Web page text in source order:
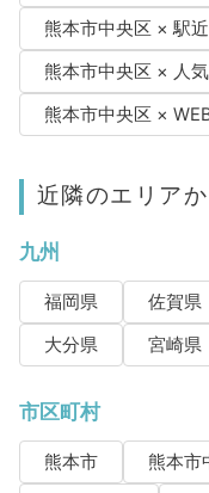
熊本市中央区 × 駅
熊本市中央区 × 人
熊本市中央区 ×
近隣のエリア
九州
福岡県 佐賀県
大分県
宮崎県
市区町村
熊本市 熊本市